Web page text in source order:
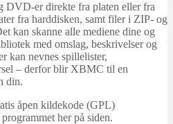
er direkte fra platen eller fra
fra harddisken, samt filer i ZIP- og
kan skanne alle mediene dine og
med omslag, beskrivelser og
kan nevnes spillelister,
– derfor blir XBMC til en
din.
åpen kildekode (GPL)
her på siden.